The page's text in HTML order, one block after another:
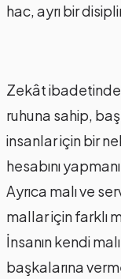
hac, ayrı bir
Zekât ibadetinde
ruhuna sahip,
insanlar için bir
hesabını
Ayrıca malı ve
mallar için farklı
İnsanın kendi
başkalarına